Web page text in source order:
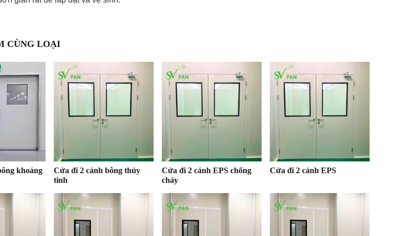
CÙNG LOẠI
khoáng
Cửa đi 2 cánh bông thủy
tinh
Cửa đi 2 cánh EPS chống
cháy
Cửa đi 2 cánh EPS